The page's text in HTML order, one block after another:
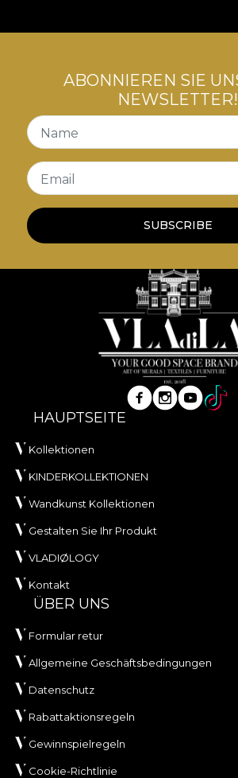
ABONNIEREN SIE
NEWSLETTER!
Name
Email
SUBSCRIBE
HAUPTSEITE
Kollektionen
KINDERKOLLEKTIONEN
Wandkunst Kollektionen
Gestalten Sie Ihr Produkt
VLADIØLOGY
Kontakt
ÜBER UNS
Formular retur
Allgemeine Geschäftsbedingungen
Datenschutz
Rabattaktionsregeln
Gewinnspielregeln
Cookie-Richtlinie